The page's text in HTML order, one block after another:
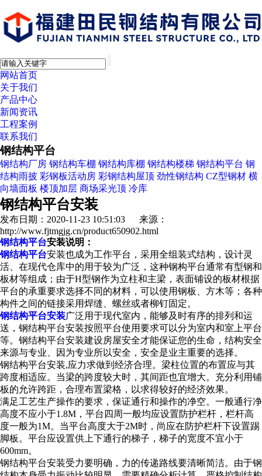
网站首页
关于我们
产品中心
新闻资讯
工程案例
联系我们
钢结构平台
钢结构厂房 钢结构车棚 钢结构库棚 钢结构楼梯 钢结构平台 钢
结构雨披 彩钢板活动房 彩钢结构屋顶 劲性钢结构 CZ型钢材 横
向墙面板 楼顶加层 商场采光顶 冷库
钢结构平台安装
发布日期：2020-11-23 10:51:03 来源：
http://www.fjtmgjg.cn/product650902.html
钢结构平台安装说明：
钢结构平台安装也成为工作平台，采用全组装式结构，设计灵
活、在现代仓库中的用于较为广泛，这种钢构平台通常有型钢和
板材等组成；由于H型钢作为立柱和主梁，表面铺设的板材根据
平台的承重要求选择不同的材料，可以使用钢板、方木等；各种
构件之间的链接采用焊缝、螺丝或者柳钉固定。
钢结构平台安装广泛用于现代室内，能够及时有序的排列和运
送， 钢结构平台安装按照平台使用要求可以分为室内和室上平台
等。 钢结构平台安装建设房屋安全才能保证您的生命，结构安全
来源与专业、因为专业所以安全，安全是业主重要的选择。
钢结构平台安装,应力求做到经济合理。梁柱位置的布置应与其
跨度相适应。当梁的跨度较大时，其间距也宜增大。充分利用铺
板的允许跨距，合理布置梁格，以求得较好的经济效果。
满足工艺生产操作的要求，保证通行和操作的净空。一般通行净
高度不应小于1.8M，平台四周一般均应设置防护栏杆，栏杆高
度一般为1M。当平台高度大于2M时，尚应在防护栏杆下设置踢
脚板。平台应设置供上下通行的梯子，梯子的宽度不宜小于
600mm。
钢结构平台安装受力要明确，力的传递路线要清晰简洁。由于钢